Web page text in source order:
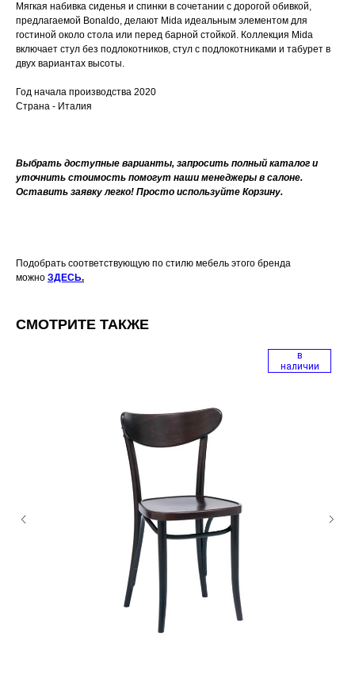
Мягкая набивка сиденья и спинки в сочетании с дорогой обивкой,
предлагаемой Bonaldo, делают Mida идеальным элементом для
гостиной около стола или перед барной стойкой. Коллекция Mida
включает стул без подлокотников, стул с подлокотниками и табурет в
двух вариантах высоты.
Год начала производства 2020
Страна - Италия
Выбрать доступные варианты, запросить полный каталог и
уточнить стоимость помогут наши менеджеры в салоне.
Оставить заявку легко! Просто используйте Корзину.
Подобрать соответствующую по стилю мебель этого бренда
можно ЗДЕСЬ.
СМОТРИТЕ ТАКЖЕ
в
наличии